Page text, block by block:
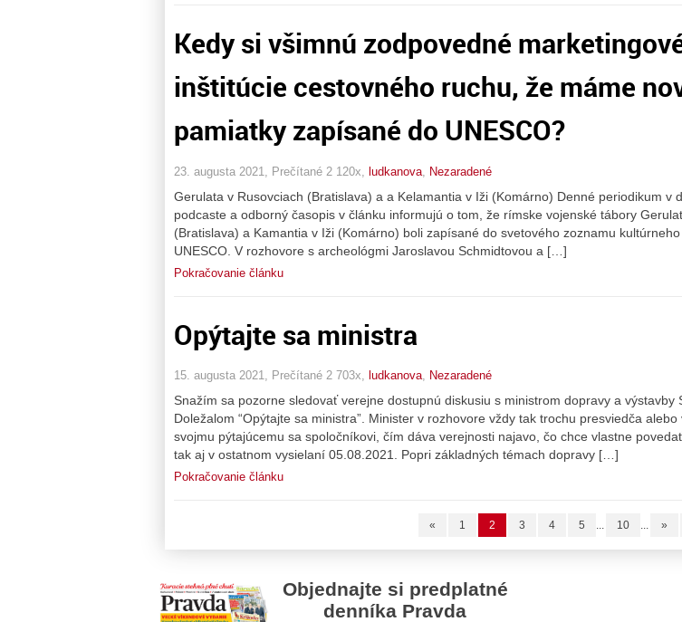
Kedy si všimnú zodpovedné
inštitúcie cestovného ruchu, že máme
pamiatky zapísané do UNESCO?
23. augusta 2021, Prečítané 2 120x, ludkanova Nezaradené
Gerulata v Rusovciach (Bratislava) a a Kelamantia v Iži (Komárno) Denné periodikum v
podcaste a odborný časopis v článku informujú o tom, že rímske vojenské tábory
(Bratislava) a Kamantia v Iži (Komárno) boli zapísané do svetového zoznamu
UNESCO. V rozhovore s archeológmi Jaroslavou Schmidtovou a […]
Pokračovanie článku
Opýtajte sa ministra
15. augusta 2021, Prečítané 2 703x, ludkanova, Nezaradené
Snažím sa pozorne sledovať verejne dostupnú diskusiu s ministrom dopravy a výstavby
Doležalom “Opýtajte sa ministra”. Minister v rozhovore vždy tak trochu presviedča alebo
svojmu pýtajúcemu sa spoločníkovi, čím dáva verejnosti najavo, čo chce vlastne
tak aj v ostatnom vysielaní 05.08.2021. Popri základných témach dopravy […]
Pokračovanie článku
« 1 2 3 4 5 ... 10 ... »
Objednajte si predplatné
denníka Pravda